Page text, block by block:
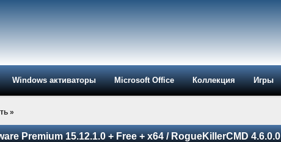
Windows активаторы Microsoft Office Коллекция Игры
»
Premium 15.12.1.0 + Free + x64 / RogueKillerCMD 4.6.0.0